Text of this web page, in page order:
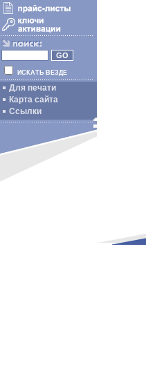
ИСКАТЬ ВЕЗДЕ
Для печати
Карта сайта
Ссылки